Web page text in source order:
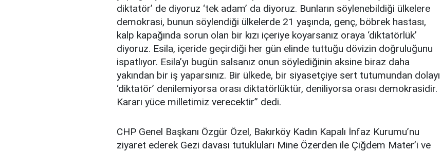
diktatör’ de diyoruz ‘tek adam’ da diyoruz. Bunların söylenebildiği ülkelere
demokrasi, bunun söylendiği ülkelerde 21 yaşında, genç, böbrek hastası,
kalp kapağında sorun olan bir kızı içeriye koyarsanız oraya ‘diktatörlük’
diyoruz. Esila, içeride geçirdiği her gün elinde tuttuğu dövizin doğruluğunu
ispatlıyor. Esila’yı bugün salsanız onun söylediğinin aksine biraz daha
yakından bir iş yaparsınız. Bir ülkede, bir siyasetçiye sert tutumundan dolayı
‘diktatör’ denilemiyorsa orası diktatörlüktür, deniliyorsa orası demokrasidir.
Kararı yüce milletimiz verecektir” dedi.
CHP Genel Başkanı Özgür Özel, Bakırköy Kadın Kapalı İnfaz Kurumu’nu
ziyaret ederek Gezi davası tutukluları Mine Özerden ile Çiğdem Mater’i ve